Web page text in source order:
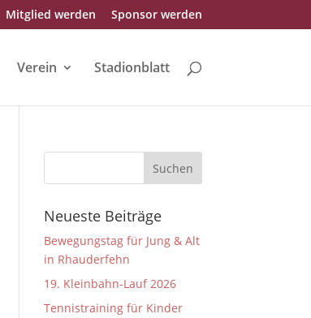
Mitglied werden Sponsor werden
Verein Stadionblatt
Neueste Beiträge
Bewegungstag für Jung & Alt
in Rhauderfehn
19. Kleinbahn-Lauf 2026
Tennistraining für Kinder